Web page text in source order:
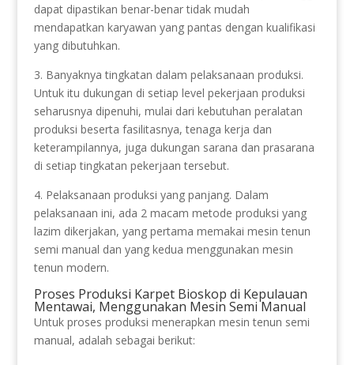
dapat dipastikan benar-benar tidak mudah
mendapatkan karyawan yang pantas dengan kualifikasi
yang dibutuhkan.
3. Banyaknya tingkatan dalam pelaksanaan produksi.
Untuk itu dukungan di setiap level pekerjaan produksi
seharusnya dipenuhi, mulai dari kebutuhan peralatan
produksi beserta fasilitasnya, tenaga kerja dan
keterampilannya, juga dukungan sarana dan prasarana
di setiap tingkatan pekerjaan tersebut.
4. Pelaksanaan produksi yang panjang. Dalam
pelaksanaan ini, ada 2 macam metode produksi yang
lazim dikerjakan, yang pertama memakai mesin tenun
semi manual dan yang kedua menggunakan mesin
tenun modern.
Proses Produksi Karpet Bioskop di Kepulauan
Mentawai, Menggunakan Mesin Semi Manual
Untuk proses produksi menerapkan mesin tenun semi
manual, adalah sebagai berikut: